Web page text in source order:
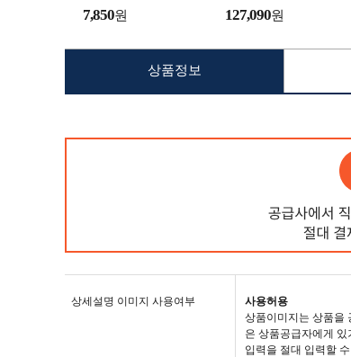
7,850원 127,090원
상세설명 이미지 사용여부
사용허용
상품이미지는 상품을
은 상품공급자에게
입력을 절대 입력할
상품정보